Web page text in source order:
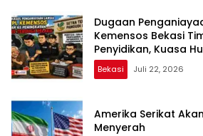
Dugaan
Kemensos Bekasi
Penyidikan, Kuasa
Transparan dan
Bekasi Juli 22, 2026
Amerika Serikat
Menyerah